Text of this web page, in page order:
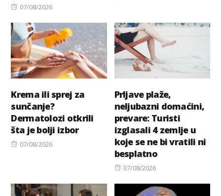
Posted
07/08/2026
Krema ili sprej za
sunčanje?
Dermatolozi otkrili
šta je bolji izbor
Posted
07/08/2026
Prljave plaže,
neljubazni domaćini,
prevare: Turisti
izglasali 4 zemlje u
koje se ne bi vratili ni
besplatno
Posted
07/08/2026